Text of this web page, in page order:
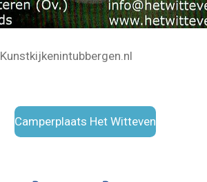
Kunstkijkenintubbergen.nl
Camperplaats Het Witteven